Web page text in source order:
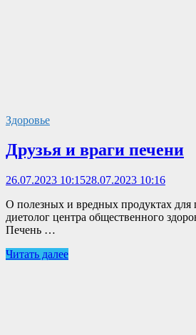
Здоровье
Друзья и враги печени
26.07.2023 10:1528.07.2023 10:16
О полезных и вредных продуктах для
диетолог центра общественного
Печень …
Читать далее